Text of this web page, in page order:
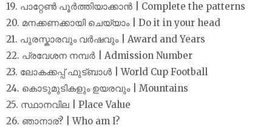
19. പാറ്റേൺ പൂർത്തിയാക്കാൻ | Complete the patterns
20. മനക്കണക്കായി ചെയ്യാം | Do it in your head
21. പുരസ്കാരവും വർഷവും | Award and Years
22. പ്രവേശന നമ്പർ | Admission Number
23. ലോകക്കപ്പ് ഫുട്ബാൾ | World Cup Football
24. കൊടുമുടികളും ഉയരവും | Mountains
25. സ്ഥാനവില | Place Value
26. ഞാനാര്? | Who am I?